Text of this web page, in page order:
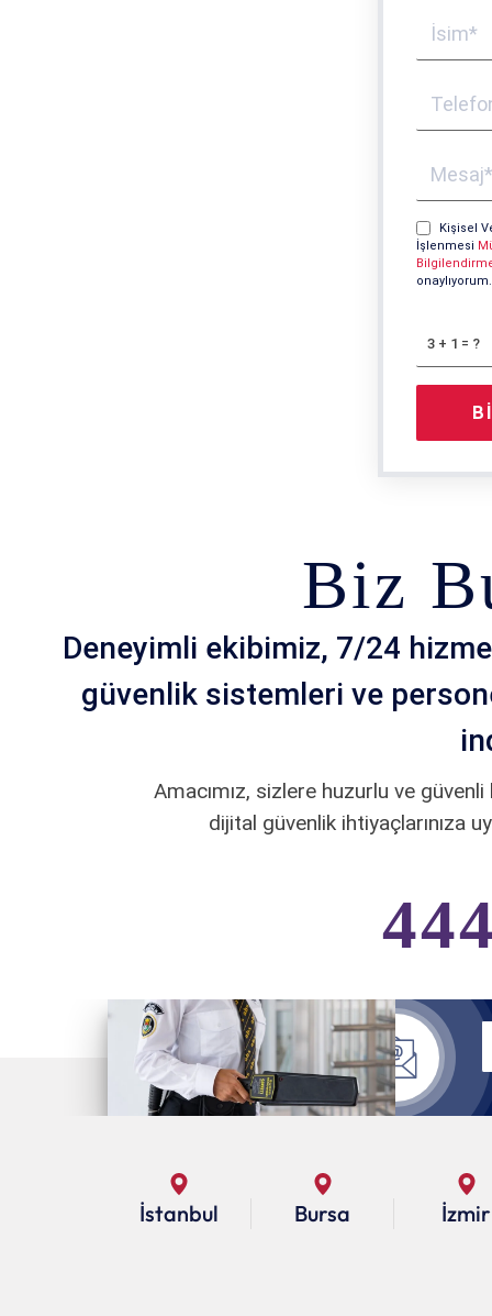
Kişisel
İşlenmesi
onaylıyorum.
3 + 1 = ?
Biz
Deneyimli ekibimiz, 7/24
güvenlik sistemleri ve
Amacımız, sizlere huzurlu ve
dijital güvenlik ihtiyaçlarınıza
İstanbul Bursa İzmir